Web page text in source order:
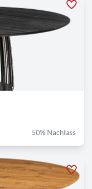
50% Nachlass